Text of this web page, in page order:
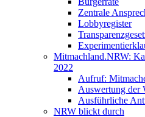
Zentrale
Lobbyregister
Mitmachland.NRW:
2022
Aufruf:
Auswertung der
Ausführliche
NRW blickt durch